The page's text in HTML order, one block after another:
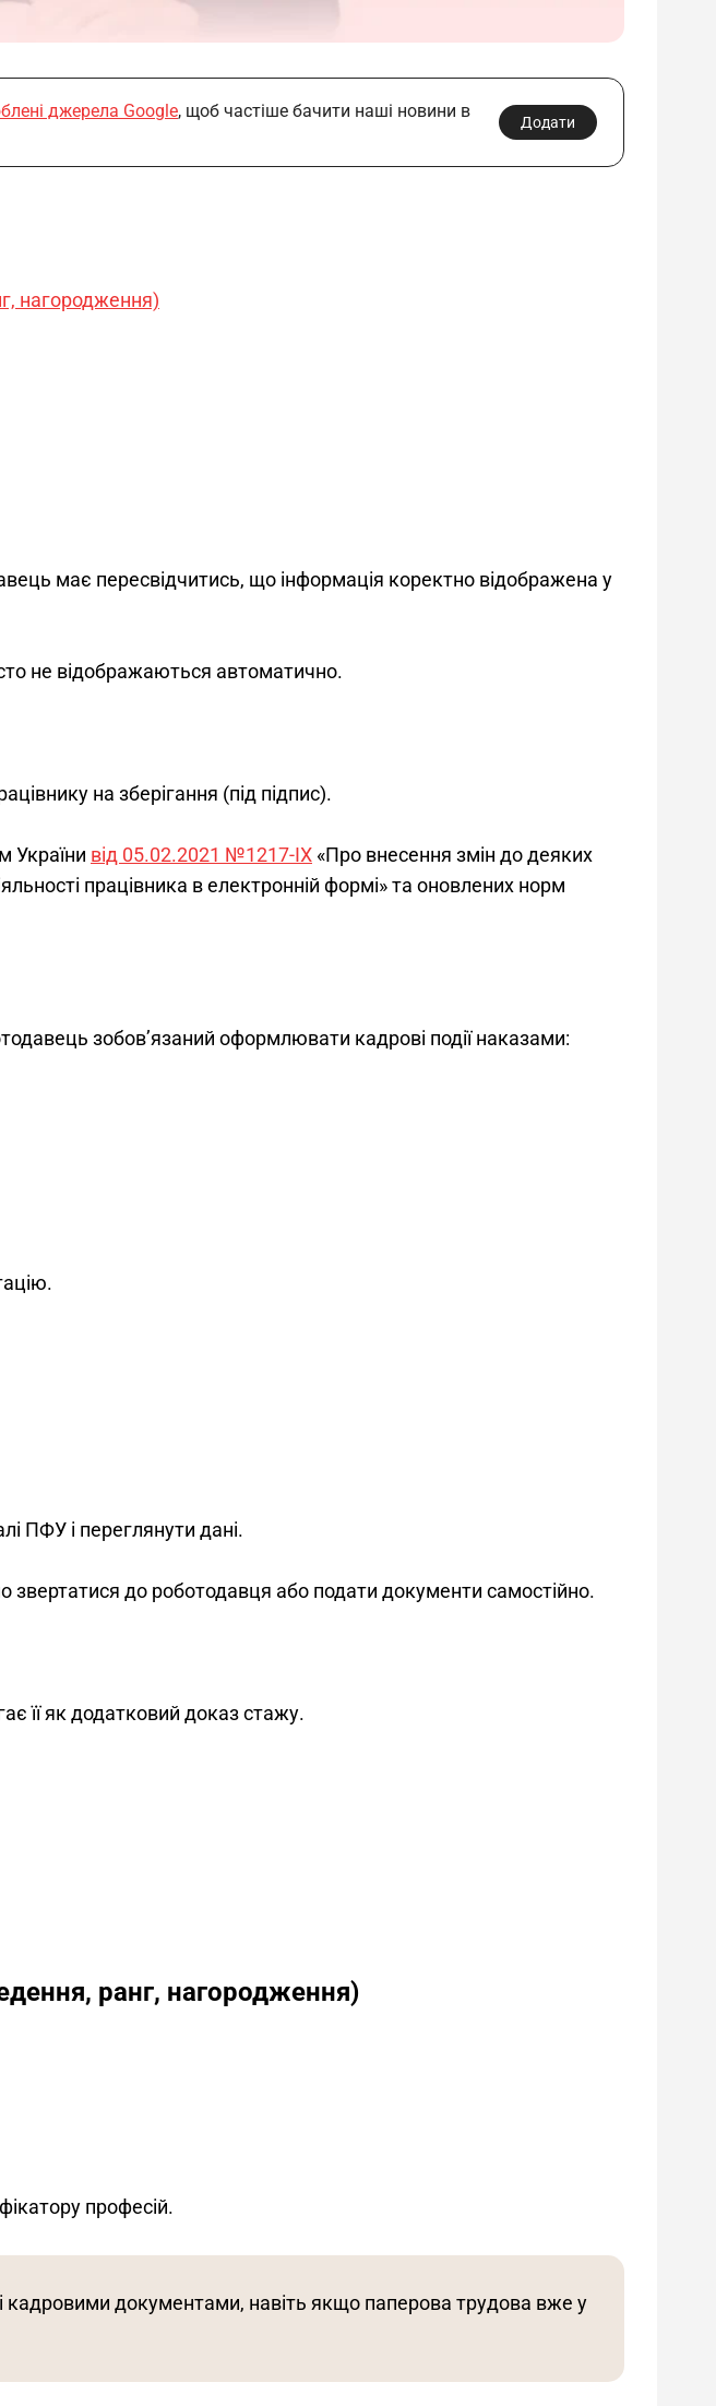
джерела Google, щоб частіше бачити наші новини в
Додати
нагородження)
має пересвідчитись, що інформація коректно відображена у
не відображаються автоматично.
на зберігання (під підпис).
України від 05.02.2021 №1217-IX «Про внесення змін до деяких
працівника в електронній формі» та оновлених норм
зобов’язаний оформлювати кадрові події наказами:
ПФУ і переглянути дані.
звертатися до роботодавця або подати документи самостійно.
її як додатковий доказ стажу.
ранг, нагородження)
професій.
документами, навіть якщо паперова трудова вже у